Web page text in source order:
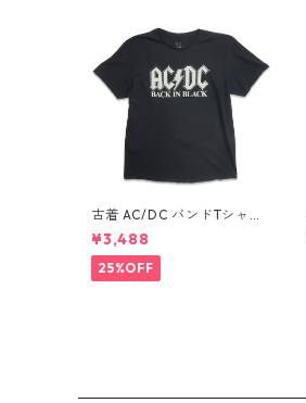
古着 AC/DC バンドTシャツ
バンT プリントTシャツ ブラ
ック 表記：XL gd410397
n w60806
¥3,488
25%OFF